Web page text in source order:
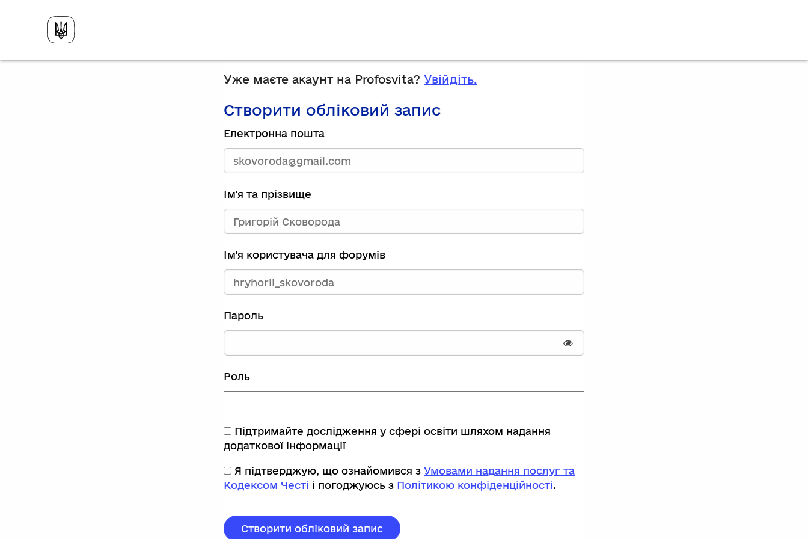
Уже маєте акаунт на Profosvita? Увійдіть.
Створити обліковий запис
Електронна пошта
Ім'я та прізвище
Ім'я користувача для форумів
Пароль
Показати пароль
Роль
Підтримайте дослідження у сфері освіти шляхом надання
додаткової інформації
Я підтверджую, що ознайомився з Умовами надання послуг та
Кодексом Честі і погоджуюсь з Політикою конфіденційності.
Створити обліковий запис